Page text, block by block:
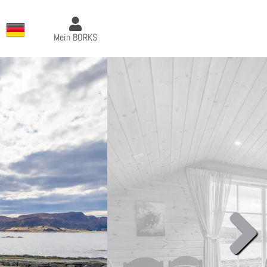
Mein BORKS